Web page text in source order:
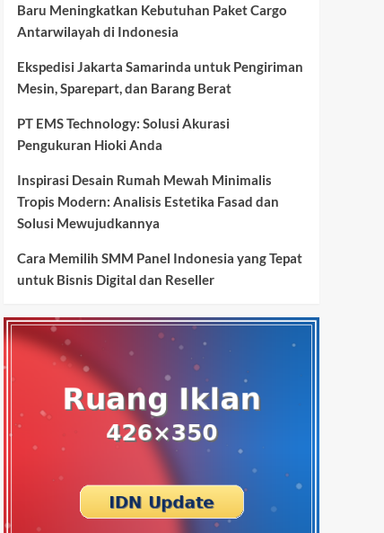
Baru Meningkatkan Kebutuhan Paket Cargo
Antarwilayah di Indonesia
Ekspedisi Jakarta Samarinda untuk Pengiriman
Mesin, Sparepart, dan Barang Berat
PT EMS Technology: Solusi Akurasi
Pengukuran Hioki Anda
Inspirasi Desain Rumah Mewah Minimalis
Tropis Modern: Analisis Estetika Fasad dan
Solusi Mewujudkannya
Cara Memilih SMM Panel Indonesia yang Tepat
untuk Bisnis Digital dan Reseller